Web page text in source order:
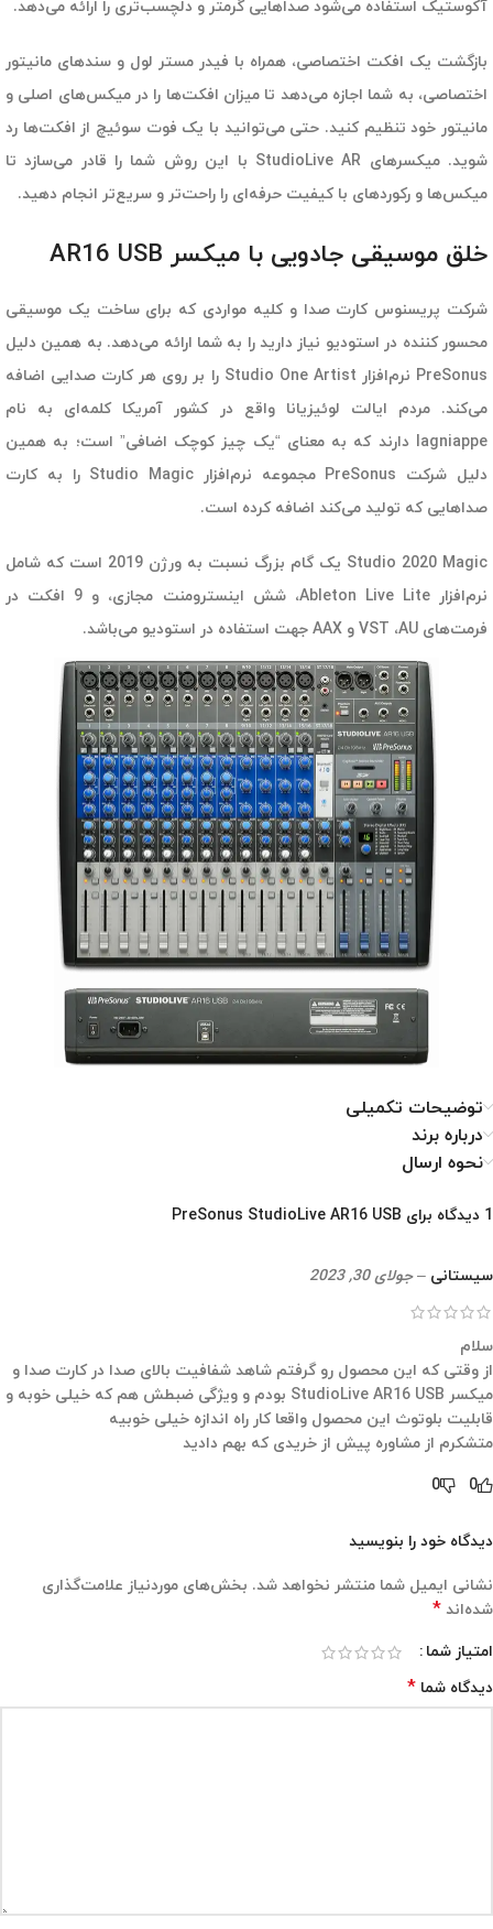
آکوستیک استفاده می‌شود صداهایی گرمتر و دلچسب‌تری را ارائه می‌دهد.
بازگشت یک افکت اختصاصی، همراه با فیدر مستر لول و سندهای مانیتور
اختصاصی، به شما اجازه می‌دهد تا میزان افکت‌ها را در میکس‌های اصلی و
مانیتور خود تنظیم کنید. حتی می‌توانید با یک فوت سوئیچ از افکت‌ها رد
شوید. میکسرهای StudioLive AR با این روش شما را قادر می‌سازد تا
میکس‌ها و رکوردهای با کیفیت حرفه‌ای را راحت‌تر و سریع‌تر انجام دهید.
خلق موسیقی جادویی با میکسر AR16 USB
شرکت پریسنوس کارت صدا و کلیه مواردی که برای ساخت یک موسیقی
محسور کننده در استودیو نیاز دارید را به شما ارائه می‌دهد. به همین دلیل
PreSonus نرم‌افزار Studio One Artist را بر روی هر کارت صدایی اضافه
می‌کند. مردم ایالت لوئیزیانا واقع در کشور آمریکا کلمه‌ای به نام
lagniappe دارند که به معنای “یک چیز کوچک اضافی” است؛ به همین
دلیل شرکت PreSonus مجموعه نرم‌افزار Studio Magic را به کارت
صداهایی که تولید می‌کند اضافه کرده است.
Studio 2020 Magic یک گام بزرگ نسبت به ورژن 2019 است که شامل
نرم‌افزار Ableton Live Lite، شش اینسترومنت مجازی، و 9 افکت در
فرمت‌های VST ،AU و AAX جهت استفاده در استودیو می‌باشد.
توضیحات تکمیلی
درباره برند
نحوه ارسال
1 دیدگاه برای PreSonus StudioLive AR16 USB
سیستانی – جولای 30, 2023
سلام
از وقتی که این محصول رو گرفتم شاهد شفافیت بالای صدا در کارت صدا و
میکسر StudioLive AR16 USB بودم و ویژگی ضبطش هم که خیلی خوبه و
قابلیت بلوتوث این محصول واقعا کار راه اندازه خیلی خوبیه
متشکرم از مشاوره پیش از خریدی که بهم دادید
0
0
دیدگاه خود را بنویسید
نشانی ایمیل شما منتشر نخواهد شد. بخش‌های موردنیاز علامت‌گذاری
شده‌اند *
امتیاز شما
دیدگاه شما *